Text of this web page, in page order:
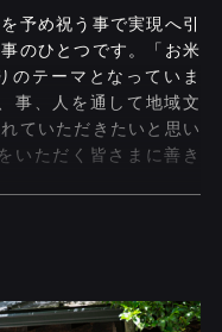
予め祝う事で実現へ引
のひとつです。「お米
のテーマとなっていま
事、人を通して地域文
ていただきたいと思い
いただく皆さまに善き